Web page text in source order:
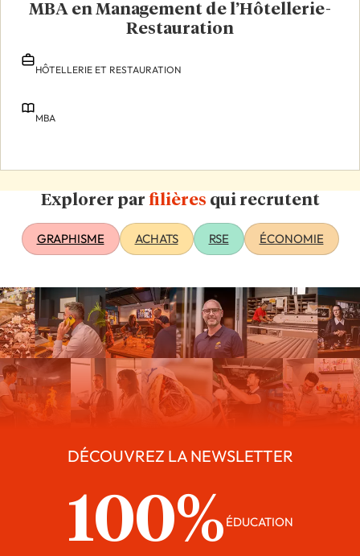
MBA en Management de l’Hôtellerie-
Restauration
HÔTELLERIE ET RESTAURATION
MBA
Explorer par filières qui recrutent
GRAPHISME ACHATS RSE ÉCONOMIE
DÉCOUVREZ LA NEWSLETTER
100% ÉDUCATION